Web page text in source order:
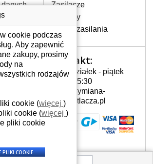
NAJWYŻSZEJ JAKOŚCI!
W naszym magazynie przez
cały okres gwarancji posiadamy
wyłącznie wysokiej jakości
oryginalne matryce klasy A+ bez
wadliwych pikseli.
ODPOWIEDNI EKRAN
DELL INSPIRON
ekran można dobrać do
modelu laptopa, którego
można znaleźć na naklejce
laptopa lub pod baterią, bywa
Jeżeli zepsuty lub
Zasilacze
Zawiasy
Złącza zasilania
Kontakt:
Poniedziałek - piątek
7:00 - 15:30
info@wymiana-
wyswietlacza.pl
cookie podczas
Aby zapewnić
zakupy, prosimy
na
rodzajów
cookie (więcej )
cookie (więcej )
pliki cookie